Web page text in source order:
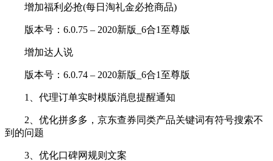
增加福利必抢(每日淘礼金必抢商品)
版本号：6.0.75 – 2020新版_6合1至尊版
增加达人说
版本号：6.0.74 – 2020新版_6合1至尊版
1、代理订单实时模版消息提醒通知
2、优化拼多多，京东查券同类产品关键词有符号搜索不
到的问题
3、优化口碑网规则文案